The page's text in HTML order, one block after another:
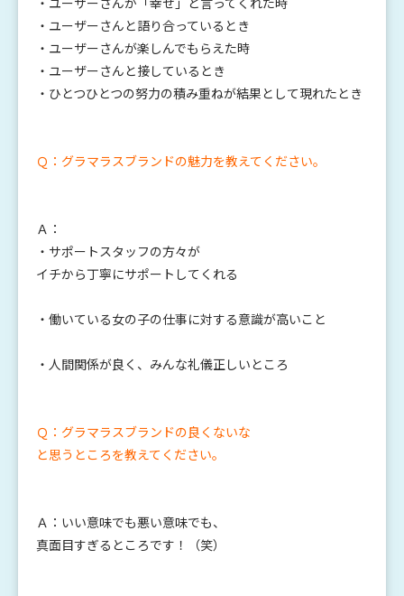
・ユーザーさんと語り合っているとき
・ユーザーさんが楽しんでもらえた時
・ユーザーさんと接しているとき
・ひとつひとつの努力の積み重ねが結果として現れたとき
Ｑ：グラマラスブランドの魅力を教えてください。
Ａ：
・サポートスタッフの方々が
イチから丁寧にサポートしてくれる
・働いている女の子の仕事に対する意識が高いこと
・人間関係が良く、みんな礼儀正しいところ
Ｑ：グラマラスブランドの良くないな
と思うところを教えてください。
Ａ：いい意味でも悪い意味でも、
真面目すぎるところです！（笑）